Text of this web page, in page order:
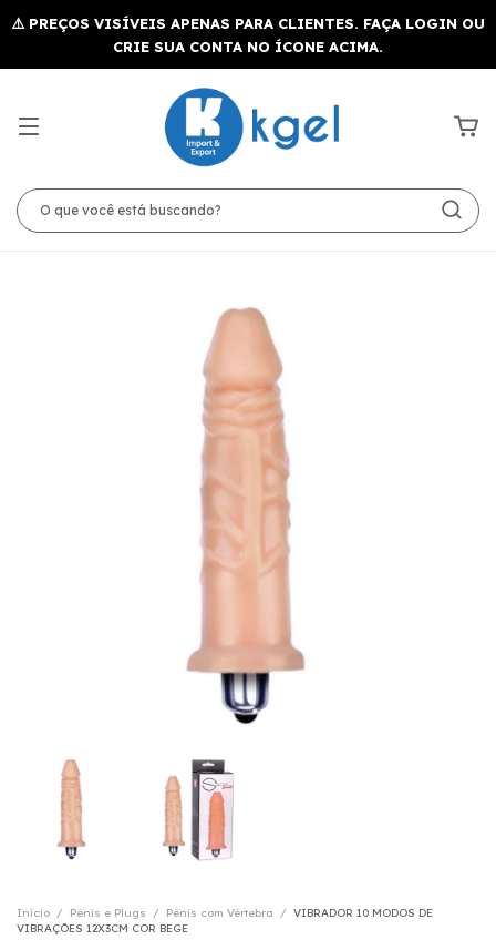
Início / Pênis e Plugs / Pênis com Vértebra / VIBRADOR 10 MODOS DE
VIBRAÇÕES 12X3CM COR BEGE